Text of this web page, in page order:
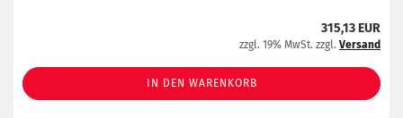
315,13 EUR
zzgl. 19% MwSt. zzgl. Versand
IN DEN WARENKORB